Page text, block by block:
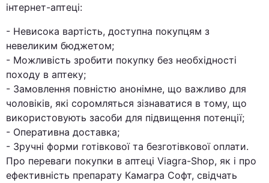
інтернет-аптеці:
- Невисока вартість, доступна покупцям з
невеликим бюджетом;
- Можливість зробити покупку без необхідності
походу в аптеку;
- Замовлення повністю анонімне, що важливо для
чоловіків, які соромляться зізнаватися в тому, що
використовують засоби для підвищення потенції;
- Оперативна доставка;
- Зручні форми готівкової та безготівкової оплати.
Про переваги покупки в аптеці Viagra-Shop, як і про
ефективність препарату Камагра Софт, свідчать